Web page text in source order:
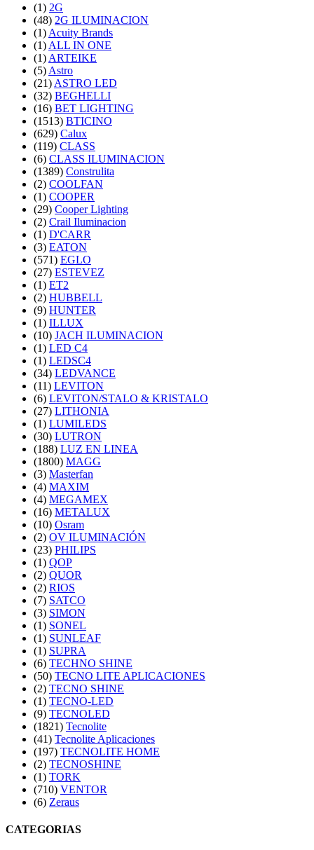
(1) 2G
(48) 2G ILUMINACION
(1) Acuity Brands
(1) ALL IN ONE
(1) ARTEIKE
(5) Astro
(21) ASTRO LED
(32) BEGHELLI
(16) BET LIGHTING
(1513) BTICINO
(629) Calux
(119) CLASS
(6) CLASS ILUMINACION
(1389) Construlita
(2) COOLFAN
(1) COOPER
(29) Cooper Lighting
(2) Crail Iluminacion
(1) D'CARR
(3) EATON
(571) EGLO
(27) ESTEVEZ
(1) ET2
(2) HUBBELL
(9) HUNTER
(1) ILLUX
(10) JACH ILUMINACION
(1) LED C4
(1) LEDSC4
(34) LEDVANCE
(11) LEVITON
(6) LEVITON/STALO & KRISTALO
(27) LITHONIA
(1) LUMILEDS
(30) LUTRON
(188) LUZ EN LINEA
(1800) MAGG
(3) Masterfan
(4) MAXIM
(4) MEGAMEX
(16) METALUX
(10) Osram
(2) OV ILUMINACIÓN
(23) PHILIPS
(1) QOP
(2) QUOR
(2) RIOS
(7) SATCO
(3) SIMON
(1) SONEL
(1) SUNLEAF
(1) SUPRA
(6) TECHNO SHINE
(50) TECNO LITE APLICACIONES
(2) TECNO SHINE
(1) TECNO-LED
(9) TECNOLED
(1821) Tecnolite
(41) Tecnolite Aplicaciones
(197) TECNOLITE HOME
(2) TECNOSHINE
(1) TORK
(710) VENTOR
(6) Zeraus
CATEGORIAS